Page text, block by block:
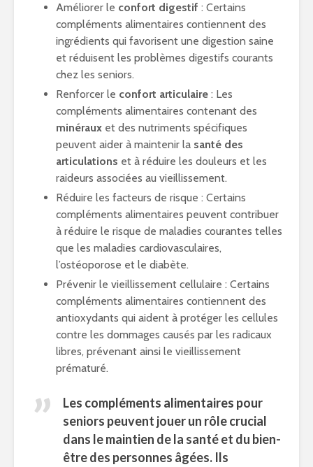
Améliorer le confort digestif : Certains
compléments alimentaires contiennent des
ingrédients qui favorisent une digestion saine
et réduisent les problèmes digestifs courants
chez les seniors.
Renforcer le confort articulaire : Les
compléments alimentaires contenant des
minéraux et des nutriments spécifiques
peuvent aider à maintenir la santé des
articulations et à réduire les douleurs et les
raideurs associées au vieillissement.
Réduire les facteurs de risque : Certains
compléments alimentaires peuvent contribuer
à réduire le risque de maladies courantes telles
que les maladies cardiovasculaires,
l’ostéoporose et le diabète.
Prévenir le vieillissement cellulaire : Certains
compléments alimentaires contiennent des
antioxydants qui aident à protéger les cellules
contre les dommages causés par les radicaux
libres, prévenant ainsi le vieillissement
prématuré.
Les compléments alimentaires pour
seniors peuvent jouer un rôle crucial
dans le maintien de la santé et du bien-
être des personnes âgées. Ils